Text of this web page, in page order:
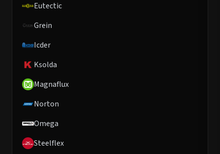
Eutectic
Grein
Icder
Ksolda
Magnaflux
Norton
Omega
Steelflex